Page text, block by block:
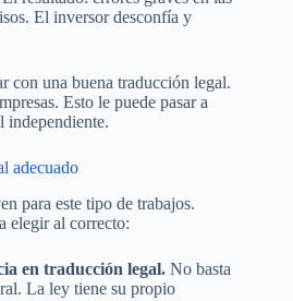
El inversor desconfía y
con una buena traducción legal.
Esto le puede pasar a
independiente.
adecuado
para este tipo de trabajos.
elegir al correcto:
en traducción legal. No basta
La ley tiene su propio